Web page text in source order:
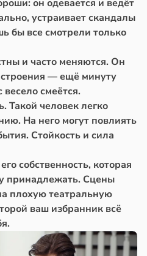
он одевается и ведёт
устраивает скандалы
бы все смотрели только
и часто меняются. Он
— ещё минуту
весело смеётся.
Такой человек легко
На него могут повлиять
Стойкость и сила
собственность, которая
принадлежать. Сцены
плохую театральную
ваш избранник всё